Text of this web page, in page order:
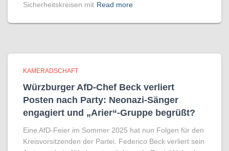
Sicherheitskreisen mit Read more
KAMERADSCHAFT
Würzburger AfD-Chef Beck verliert
Posten nach Party: Neonazi-Sänger
engagiert und „Arier“-Gruppe begrüßt?
Eine AfD-Feier im Sommer 2025 hat nun Folgen für den
Kreisvorsitzenden der Partei. Federico Beck verliert sein